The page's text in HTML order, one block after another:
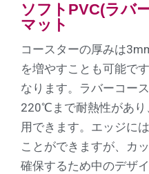
ソフトPVC(ラバ
マット
コースターの厚みは
を増やすことも可能で
なります。ラバーコー
220℃まで耐熱性があり
用できます。エッジに
ことができますが、カ
確保するため中のデザ